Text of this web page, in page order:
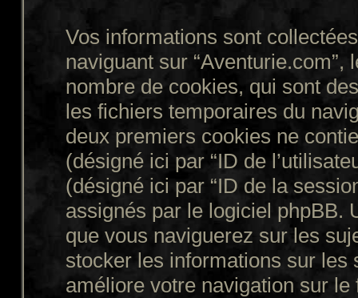
Vos informations sont
naviguant sur
nombre de cookies, qui sont
les fichiers temporaires du
deux premiers cookies ne
(désigné ici par “ID de
(désigné ici par “ID de la
assignés par le logiciel phpBB.
que vous naviguerez sur les
stocker les informations sur les
améliore votre navigation sur le